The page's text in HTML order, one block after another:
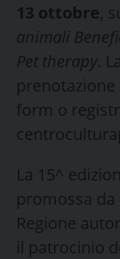
13 ottobre,
animali
Pet therapy.
form o
La 15^
promossa da
Regione
il patrocinio